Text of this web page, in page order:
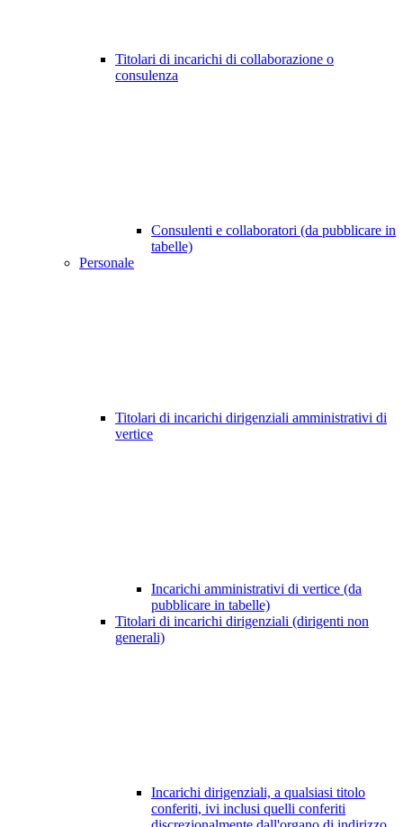
Titolari di incarichi di collaborazione o
consulenza
Consulenti e collaboratori (da pubblicare in
tabelle)
Personale
Titolari di incarichi dirigenziali amministrativi di
vertice
Incarichi amministrativi di vertice (da
pubblicare in tabelle)
Titolari di incarichi dirigenziali (dirigenti non
generali)
Incarichi dirigenziali, a qualsiasi titolo
conferiti, ivi inclusi quelli conferiti